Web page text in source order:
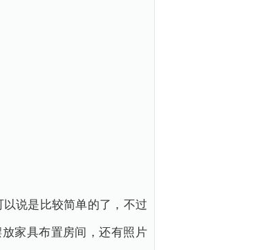
说是比较简单的了，不过
家具布置房间，还有照片